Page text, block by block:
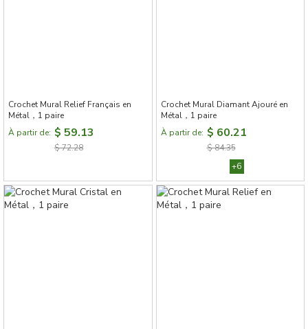
Crochet Mural Relief Français en
Métal，1 paire
À partir de: $ 59.13
$ 72.28
Crochet Mural Diamant Ajouré en
Métal，1 paire
À partir de: $ 60.21
$ 84.35
+6